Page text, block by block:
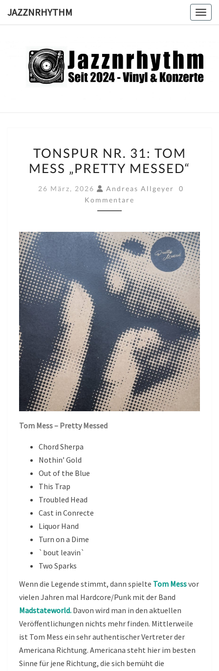
JAZZNRHYTHM
Seit
2024 –
NR.
31:
„PRETTY
TONSPUR NR. 31: TOM
MESS „PRETTY MESSED“
26 März, 2026 Andreas Allgeyer
0
Kommentare
Tom Mess – Pretty Messed
Chord Sherpa
Nothin’ Gold
Out of the Blue
This Trap
Troubled Head
Cast in Conrecte
Liquor Hand
Turn on a Dime
`bout leavin`
Two Sparks
Wenn die Legende stimmt, dann spielte Tom Messvor
vielen Jahren mal Hardcore/Punk mit der Band
Madstateworld. Davon wird man in den aktuellen
Veröffentlichungen nichts mehr finden. Mittlerweile
ist Tom Mess ein sehr authentischer Vertreter der
Americana Richtung. Americana steht hier im besten
Sinne für jene Richtung, die sich bemüht die